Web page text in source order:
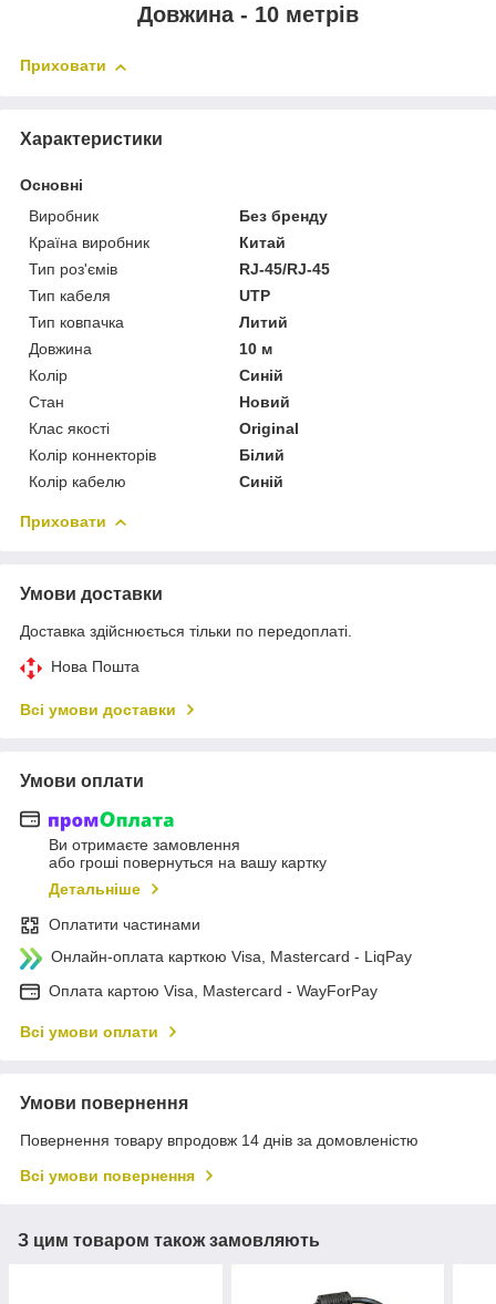
Довжина - 10 метрів
Приховати
Характеристики
Основні
Виробник
Без бренду
Країна виробник
Китай
Тип роз'ємів
RJ-45/RJ-45
Тип кабеля
UTP
Тип ковпачка
Литий
Довжина
10 м
Колір
Синій
Стан
Новий
Клас якості
Original
Колір коннекторів
Білий
Колір кабелю
Синій
Приховати
Умови доставки
Доставка здійснюється тільки по передоплаті.
Нова Пошта
Всі умови доставки
Умови оплати
Ви отримаєте замовлення
або гроші повернуться на вашу картку
Детальніше
Оплатити частинами
Онлайн-оплата карткою Visa, Mastercard - LiqPay
Оплата картою Visa, Mastercard - WayForPay
Всі умови оплати
Умови повернення
Повернення товару впродовж 14 днів за домовленістю
Всі умови повернення
З цим товаром також замовляють